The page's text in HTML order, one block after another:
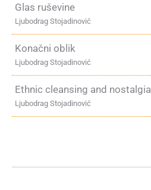
Glas ruševine
Ljubodrag Stojadinović
Konačni oblik
Ljubodrag Stojadinović
Ethnic cleansing and nostalgia
Ljubodrag Stojadinović